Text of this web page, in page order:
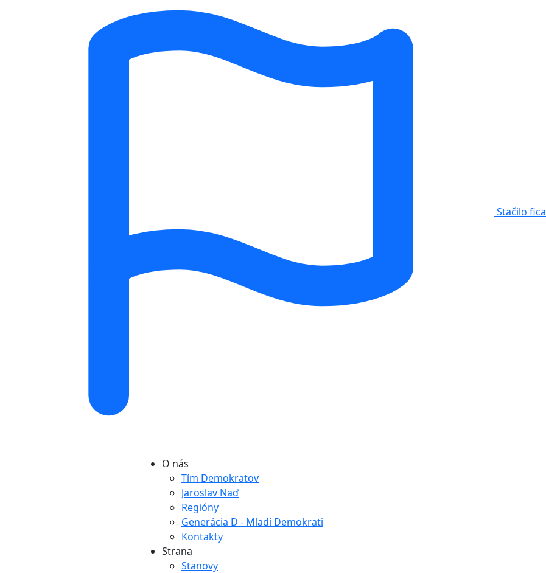
Stačilo fica
O nás
Tím Demokratov
Jaroslav Naď
Regióny
Generácia D - Mladí Demokrati
Kontakty
Strana
Stanovy